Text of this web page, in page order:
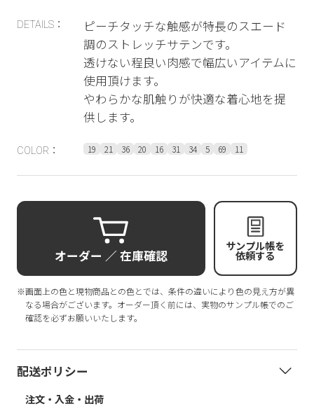
DETAILS：
ピーチタッチな触感が特長のスエード
調のストレッチサテンです。
透けない程良い肉感で幅広いアイテムに
使用頂けます。
やわらかな肌触りが快適な着心地を提
供します。
COLOR： 19 21 36 20 16 31 34 5 69 11
オーダー ／ 在庫確認
サンプル帳を
依頼する
※画面上の色と現物商品との色とでは、条件の違いにより色の見え方が異
なる場合がございます。オーダー頂く前には、実物のサンプル帳でのご
確認を必ずお願いいたします。
配送ポリシー
注文・入金・出荷